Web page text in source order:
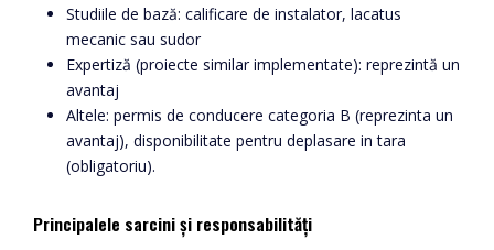
Studiile de bază: calificare de instalator, lacatus
mecanic sau sudor
Expertiză (proiecte similar implementate): reprezintă un
avantaj
Altele: permis de conducere categoria B (reprezinta un
avantaj), disponibilitate pentru deplasare in tara
(obligatoriu).
Principalele sarcini și responsabilități